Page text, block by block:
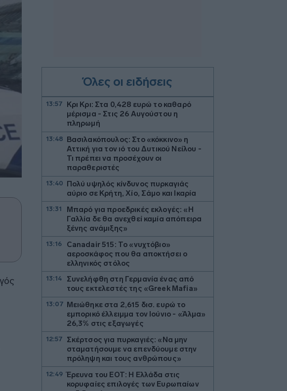
Όλες οι ειδήσεις
13:57
Κρι Κρι: Στα 0,428 ευρώ το καθαρό
μέρισμα - Στις 26 Αυγούστου η
πληρωμή
13:48 Βασιλακόπουλος: Στο «κόκκινο» η
Αττική για τον ιό του Δυτικού Νείλου -
Τι πρέπει να προσέχουν οι
παραθεριστές
13:40 Πολύ υψηλός κίνδυνος πυρκαγιάς
αύριο σε Κρήτη, Χίο, Σάμο και Ικαρία
13:31
Μπαρό για προεδρικές εκλογές: «Η
Γαλλία δε θα ανεχθεί καμία απόπειρα
ξένης ανάμιξης»
13:16
Canadair 515: Το «νυχτόβιο»
αεροσκάφος που θα αποκτήσει ο
ελληνικός στόλος
13:14
Συνελήφθη στη Γερμανία ένας από
τους εκτελεστές της «Greek Mafia»
13:07 Μειώθηκε στα 2,615 δισ. ευρώ το
εμπορικό έλλειμμα τον Ιούνιο - «Άλμα»
26,3% στις εξαγωγές
12:57
Σκέρτσος για πυρκαγιές: «Nα μην
σταματήσουμε να επενδύουμε στην
πρόληψη και τους ανθρώπους»
12:49 Έρευνα του ΕΟΤ: Η Ελλάδα στις
κορυφαίες επιλογές των Ευρωπαίων